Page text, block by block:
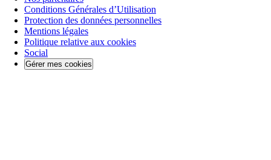
Conditions Générales d’Utilisation
Protection des données personnelles
Mentions légales
Politique relative aux cookies
Social
Gérer mes cookies